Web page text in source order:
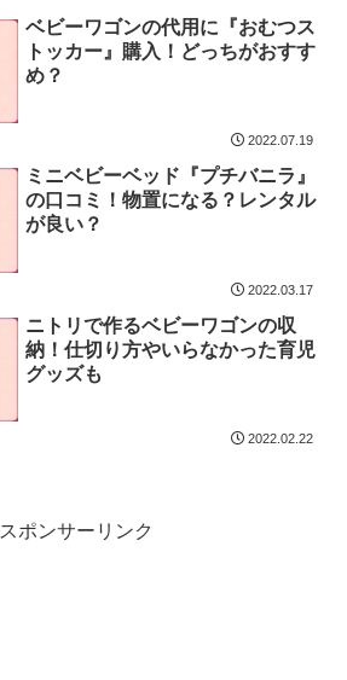
ベビーワゴンの代用に『おむつス
トッカー』購入！どっちがおすす
め？
2022.07.19
ミニベビーベッド『プチバニラ』
の口コミ！物置になる？レンタル
が良い？
2022.03.17
ニトリで作るベビーワゴンの収
納！仕切り方やいらなかった育児
グッズも
2022.02.22
スポンサーリンク